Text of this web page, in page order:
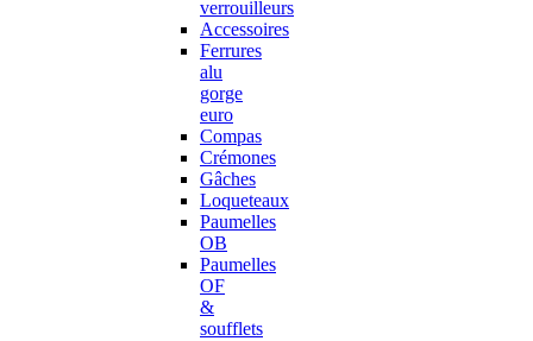
verrouilleurs
Accessoires
Ferrures
alu
gorge
euro
Compas
Crémones
Gâches
Loqueteaux
Paumelles
OB
Paumelles
OF
&
soufflets